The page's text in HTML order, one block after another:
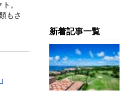
。
もさ
新着記事一覧